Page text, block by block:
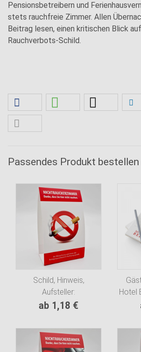
Pensionsbetreibern und
stets rauchfreie Zimmer. Allen
Beitrag lesen, einen kritischen Blick
Rauchverbots-Schild.
Passendes Produkt bestellen
Schild, Hinweis,
Aufsteller:
NICHTRAUCHERZIMMER
smoking room, 2-
sprachig
ab 1,18 €
Hotel